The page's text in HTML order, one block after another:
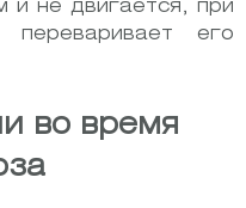
и не двигается, при
его
во время